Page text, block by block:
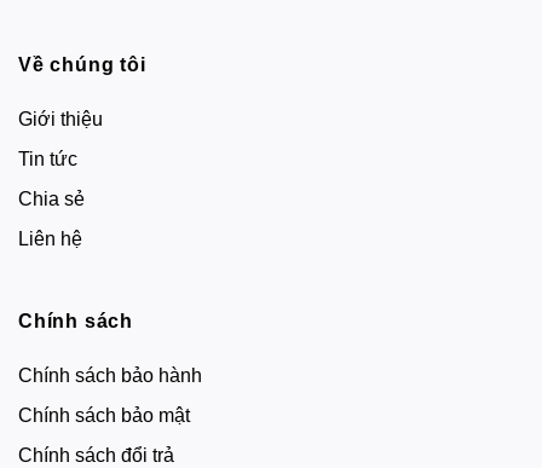
Về chúng tôi
Giới thiệu
Tin tức
Chia sẻ
Liên hệ
Chính sách
Chính sách bảo hành
Chính sách bảo mật
Chính sách đổi trả